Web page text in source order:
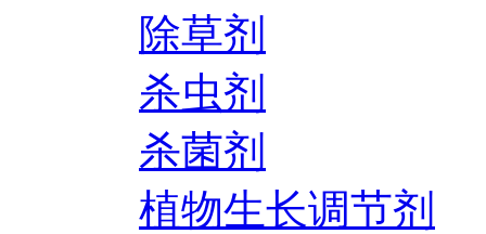
除草剂
杀虫剂
杀菌剂
植物生长调节剂